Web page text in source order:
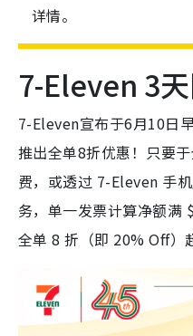
详情。
7-Eleven 3
7-Eleven宣布于6月10日
推出全单8折优惠！只要
费，或透过 7-Eleven 手
务，单一发票计算净额满
全单 8 折（即 20% Off）